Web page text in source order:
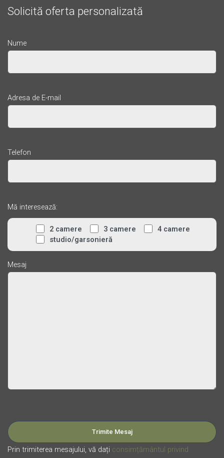
Solicită oferta personalizată
Nume
Adresa de E-mail
Telefon
Mă interesează:
2 camere 3 camere
4 camere
studio/garsonieră
Mesaj
Prin trimiterea mesajului, vă dați consimțământul privind